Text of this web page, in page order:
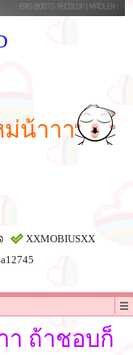
ม่น้าาา
XXMOBIUSXX
า ถ้าชอบก็